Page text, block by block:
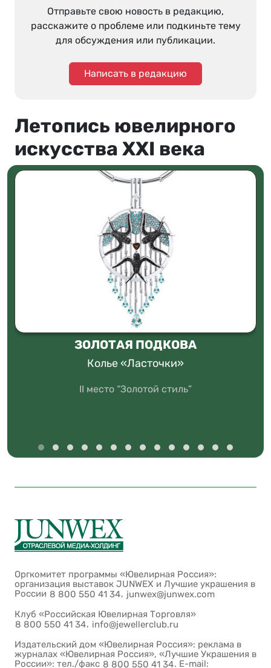
Отправьте свою новость в редакцию,
расскажите о проблеме или подкиньте тему
для обсуждения или публикации.
Написать в редакцию
Летопись ювелирного
искусства XXI века
ЗОЛОТАЯ ПОДКОВА
Колье «Ласточки»
II место “Золотой стиль”
Оргкомитет программы «Ювелирная Россия»:
организация выставок JUNWEX и Лучшие украшения в
России 8 800 550 41 34, junwex@junwex.com
Клуб «Российская Ювелирная Торговля»
8 800 550 41 34, info@jewellerclub.ru
Издательский дом «Ювелирная Россия»: реклама в
журналах «Ювелирная Россия», «Лучшие Украшения в
России»: тел./факс 8 800 550 41 34. E-mail: